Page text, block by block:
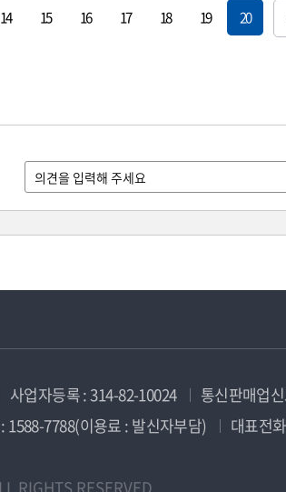
14 15 16 17 18 19 20
사업자등록 : 314-82-10024
통신판매업
1588-7788(이용료 : 발신자부담)
대표전
RIGHTS RESERVED.